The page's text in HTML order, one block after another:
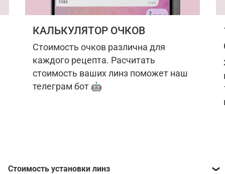
КАЛЬКУЛЯТОР ОЧКОВ
Стоимость очков различна для
каждого рецепта. Расчитать
стоимость ваших линз поможет наш
телеграм бот 🤖
Стоимость установки линз